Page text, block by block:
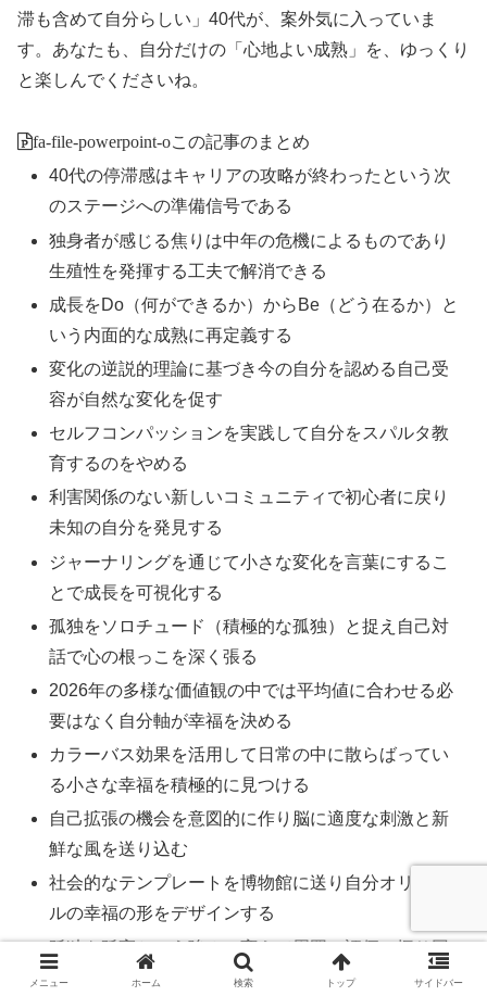
滞も含めて自分らしい」40代が、案外気に入っていま
す。あなたも、自分だけの「心地よい成熟」を、ゆっくり
と楽しんでくださいね。
fa-file-powerpoint-oこの記事のまとめ
40代の停滞感はキャリアの攻略が終わったという次
のステージへの準備信号である
独身者が感じる焦りは中年の危機によるものであり
生殖性を発揮する工夫で解消できる
成長をDo（何ができるか）からBe（どう在るか）と
いう内面的な成熟に再定義する
変化の逆説的理論に基づき今の自分を認める自己受
容が自然な変化を促す
セルフコンパッションを実践して自分をスパルタ教
育するのをやめる
利害関係のない新しいコミュニティで初心者に戻り
未知の自分を発見する
ジャーナリングを通じて小さな変化を言葉にするこ
とで成長を可視化する
孤独をソロチュード（積極的な孤独）と捉え自己対
話で心の根っこを深く張る
2026年の多様な価値観の中では平均値に合わせる必
要はなく自分軸が幸福を決める
カラーバス効果を活用して日常の中に散らばってい
る小さな幸福を積極的に見つける
自己拡張の機会を意図的に作り脳に適度な刺激と新
鮮な風を送り込む
社会的なテンプレートを博物館に送り自分オリジナ
ルの幸福の形をデザインする
孤独を孤高という強みに変えて周囲の評価に振り回
されない自分を確立する
メニュー ホーム 検索 トップ サイドバー